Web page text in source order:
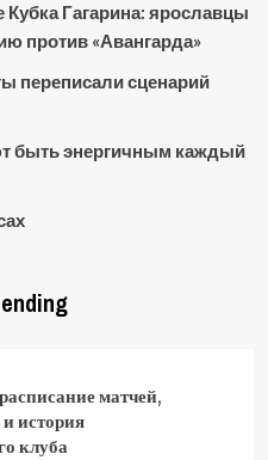
Гагарина: ярославцы
против «Авангарда»
переписали сценарий
быть энергичным каждый
матчей,
история
клуба